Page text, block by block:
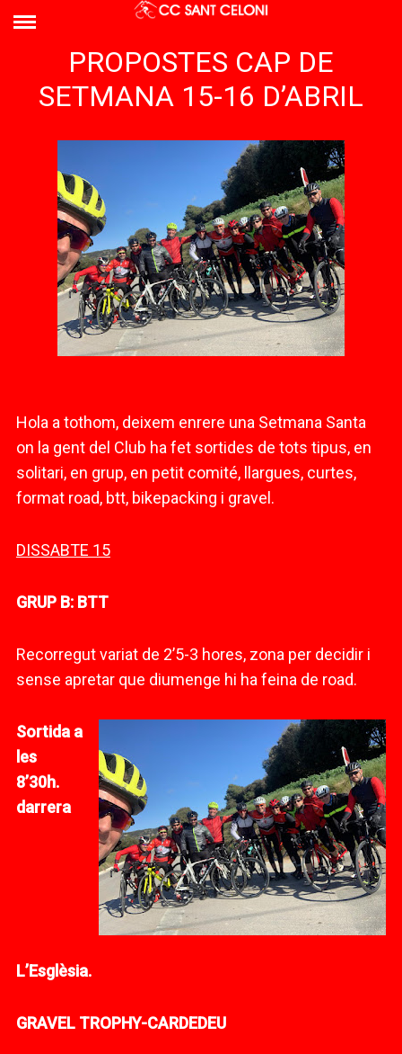
PROPOSTES CAP DE
SETMANA 15-16 D’ABRIL
Hola a tothom, deixem enrere una Setmana Santa
on la gent del Club ha fet sortides de tots tipus, en
solitari, en grup, en petit comité, llargues, curtes,
format road, btt, bikepacking i gravel.
DISSABTE 15
GRUP B: BTT
Recorregut variat de 2’5-3 hores, zona per decidir i
sense apretar que diumenge hi ha feina de road.
Sortida a
les
8’30h.
darrera
L’Esglèsia.
GRAVEL TROPHY-CARDEDEU